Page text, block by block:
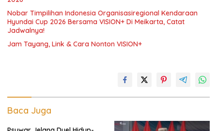
Nobar Timpilihan Indonesia Organisasiregional Kendaraan
Hyundai Cup 2026 Bersama VISION+ Di Meikarta, Catat
Jadwalnya!
Jam Tayang, Link & Cara Nonton VISION+
Baca Juga